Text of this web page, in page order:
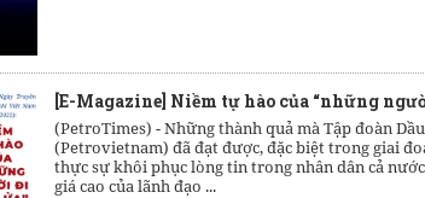
[E-Magazine] Niềm tự hào của “những
(PetroTimes) -Những thành quả mà Tập đoàn
(Petrovietnam) đã đạt được, đặc biệt trong giai
thực sự khôi phục lòng tin trong nhân dân cả
giá cao của lãnh đạo ...